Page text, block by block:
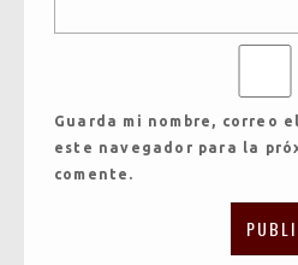
Guarda mi nombre, correo
este navegador para la
comente.